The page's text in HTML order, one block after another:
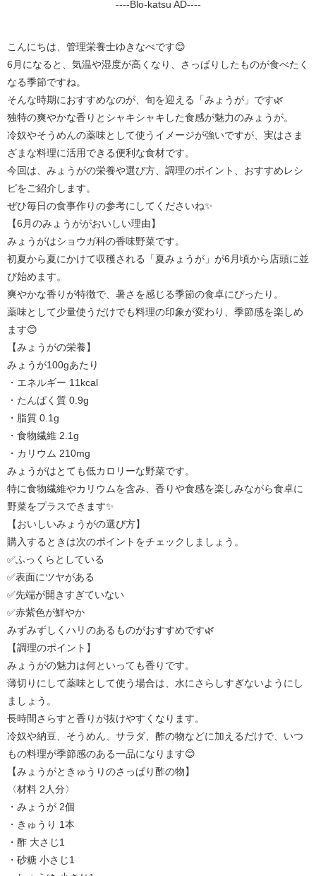
----Blo-katsu AD----
こんにちは、管理栄養士ゆきなべです😊
6月になると、気温や湿度が高くなり、さっぱりしたものが食べたく
なる季節ですね。
そんな時期におすすめなのが、旬を迎える「みょうが」です🌿
独特の爽やかな香りとシャキシャキした食感が魅力のみょうが。
冷奴やそうめんの薬味として使うイメージが強いですが、実はさま
ざまな料理に活用できる便利な食材です。
今回は、みょうがの栄養や選び方、調理のポイント、おすすめレシ
ピをご紹介します。
ぜひ毎日の食事作りの参考にしてくださいね✨
【6月のみょうががおいしい理由】
みょうがはショウガ科の香味野菜です。
初夏から夏にかけて収穫される「夏みょうが」が6月頃から店頭に並
び始めます。
爽やかな香りが特徴で、暑さを感じる季節の食卓にぴったり。
薬味として少量使うだけでも料理の印象が変わり、季節感を楽しめ
ます😊
【みょうがの栄養】
みょうが100gあたり
・エネルギー 11kcal
・たんぱく質 0.9g
・脂質 0.1g
・食物繊維 2.1g
・カリウム 210mg
みょうがはとても低カロリーな野菜です。
特に食物繊維やカリウムを含み、香りや食感を楽しみながら食卓に
野菜をプラスできます✨
【おいしいみょうがの選び方】
購入するときは次のポイントをチェックしましょう。
✅ふっくらとしている
✅表面にツヤがある
✅先端が開きすぎていない
✅赤紫色が鮮やか
みずみずしくハリのあるものがおすすめです🌿
【調理のポイント】
みょうがの魅力は何といっても香りです。
薄切りにして薬味として使う場合は、水にさらしすぎないようにし
ましょう。
長時間さらすと香りが抜けやすくなります。
冷奴や納豆、そうめん、サラダ、酢の物などに加えるだけで、いつ
もの料理が季節感のある一品になります😊
【みょうがときゅうりのさっぱり酢の物】
〈材料 2人分〉
・みょうが 2個
・きゅうり 1本
・酢 大さじ1
・砂糖 小さじ1